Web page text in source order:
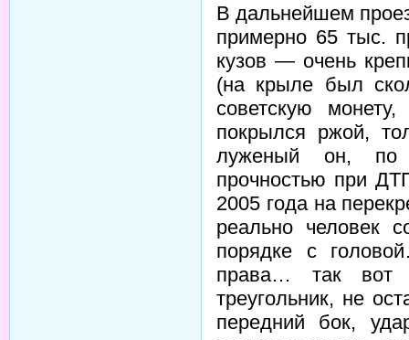
В дальнейшем
примерно 65 тыс.
кузов — очень
(на крыле был
советскую
покрылся ржой,
луженый он, по
прочностью при
2005 года на
реально человек
порядке с
права… так
треугольник, не
передний бок,